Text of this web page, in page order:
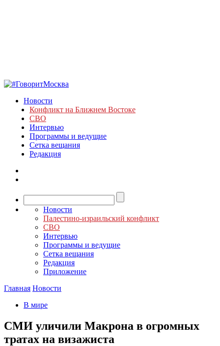
Новости
Конфликт на Ближнем Востоке
СВО
Интервью
Программы и ведущие
Сетка вещания
Редакция
Новости
Палестино-израильский конфликт
СВО
Интервью
Программы и ведущие
Сетка вещания
Редакция
Приложение
Главная Новости
В мире
СМИ уличили Макрона в огромных
тратах на визажиста